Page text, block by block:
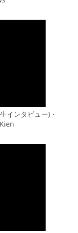
ンタビュー)・